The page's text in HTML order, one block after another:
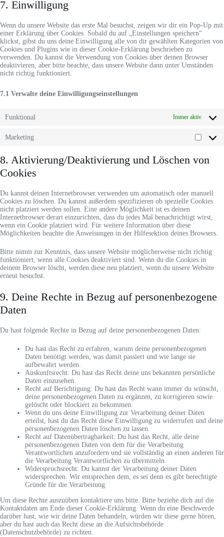
7. Einwilligung
Wenn du unsere Website das erste Mal besuchst, zeigen wir dir ein Pop-Up mit
einer Erklärung über Cookies. Sobald du auf „Einstellungen speichern“
klickst, gibst du uns deine Einwilligung alle von dir gewählten Kategorien von
Cookies und Plugins wie in dieser Cookie-Erklärung beschrieben zu
verwenden. Du kannst die Verwendung von Cookies über deinen Browser
deaktivieren, aber bitte beachte, dass unsere Website dann unter Umständen
nicht richtig funktioniert.
7.1 Verwalte deine Einwilligungseinstellungen
Funktional Immer aktiv
Marketing
8. Aktivierung/Deaktivierung und Löschen von
Cookies
Du kannst deinen Internetbrowser verwenden um automatisch oder manuell
Cookies zu löschen. Du kannst außerdem spezifizieren ob spezielle Cookies
nicht platziert werden sollen. Eine andere Möglichkeit ist es deinen
Internetbrowser derart einzurichten, dass du jedes Mal benachrichtigt wirst,
wenn ein Cookie platziert wird. Für weitere Information über diese
Möglichkeiten beachte die Anweisungen in der Hilfesektion deines Browsers.
Bitte nimm zur Kenntnis, dass unsere Website möglicherweise nicht richtig
funktioniert, wenn alle Cookies deaktiviert sind. Wenn du die Cookies in
deinem Browser löscht, werden diese neu platziert, wenn du unsere Website
erneut besuchst.
9. Deine Rechte in Bezug auf personenbezogene
Daten
Du hast folgende Rechte in Bezug auf deine personenbezogenen Daten:
Du hast das Recht zu erfahren, warum deine personenbezogenen
Daten benötigt werden, was damit passiert und wie lange sie
aufbewahrt werden.
Auskunftsrecht: Du hast das Recht deine uns bekannten persönliche
Daten einzusehen.
Recht auf Berichtigung: Du hast das Recht wann immer du wünscht,
deine personenbezogenen Daten zu ergänzen, zu korrigieren sowie
gelöscht oder blockiert zu bekommen.
Wenn du uns deine Einwilligung zur Verarbeitung deiner Daten
erteilst, hast du das Recht diese Einwilligung zu widerrufen und deine
personenbezogenen Daten löschen zu lassen.
Recht auf Datenübertragbarkeit: Du hast das Recht, alle deine
personenbezogenen Daten von dem für die Verarbeitung
Verantwortlichen anzufordern und sie vollständig an einen anderen für
die Verarbeitung Verantwortlichen zu übermitteln.
Widerspruchsrecht: Du kannst der Verarbeitung deiner Daten
widersprechen. Wir entsprechen dem, es sei denn es gibt berechtigte
Gründe für die Verarbeitung.
Um diese Rechte auszuüben kontaktiere uns bitte. Bitte beziehe dich auf die
Kontaktdaten am Ende dieser Cookie-Erklärung. Wenn du eine Beschwerde
darüber hast, wie wir deine Daten behandeln, würden wir diese gerne hören,
aber du hast auch das Recht diese an die Aufsichtsbehörde
(Datenschutzbehörde) zu richten.